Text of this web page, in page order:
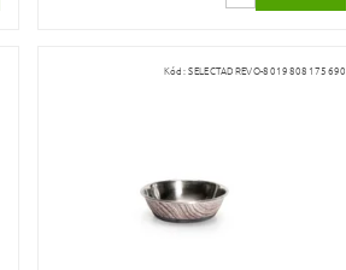
Kód:SELECTADREVO-8019808175690